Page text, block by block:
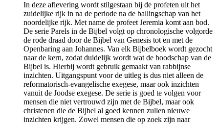
In deze aflevering wordt stilgestaan bij de profeten uit het
zuidelijke rijk in na de periode na de ballingschap van het
noordelijke rijk. Met name de profeet Jeremia komt aan bod.
De serie Parels in de Bijbel volgt op chronologische volgorde
de rode draad door de Bijbel van Genesis tot en met de
Openbaring aan Johannes. Van elk Bijbelboek wordt gezocht
naar de kern, zodat duidelijk wordt wat de boodschap van de
Bijbel is. Hierbij wordt gebruik gemaakt van rabbijnse
inzichten. Uitgangspunt voor de uitleg is dus niet alleen de
reformatorisch-evangelische exegese, maar ook inzichten
vanuit de Joodse exegese. De serie is goed te volgen voor
mensen die niet vertrouwd zijn met de Bijbel, maar ook
christenen die de Bijbel al goed kennen zullen nieuwe
inzichten krijgen. Zowel mensen die op zoek zijn naar